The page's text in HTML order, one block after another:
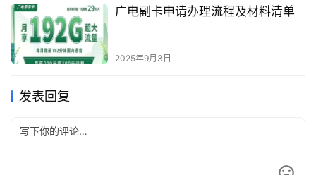
广电副卡申请办理流程及材料清单
2025年9月3日
发表回复